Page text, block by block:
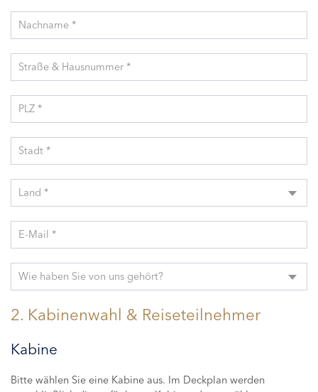
Nachname *
Straße & Hausnummer *
PLZ *
Stadt *
Land *
E-Mail *
Wie haben Sie von uns gehört?
2. Kabinenwahl & Reiseteilnehmer
Kabine
Bitte wählen Sie eine Kabine aus. Im Deckplan werden